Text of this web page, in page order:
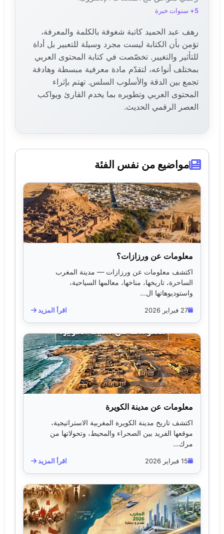
5+ سنوات خبرة
رهف عبد الحميد كاتبة شغوفة بالكلمة والمعرفة،
تؤمن بأن الكتابة ليست مجرد وسيلة للتعبير بل أداة
للتأثير والتغيير. تخصّصت في كتابة المحتوى العربي
بمختلف أنواعه، لتقدّم مادة معرفية مبسطة وهادفة
تجمع بين الدقة والأسلوب السلس. تهتم بإثراء
المحتوى العربي وتطويره بما يخدم القارئ ويواكب
العصر الرقمي الحديث.
مواضيع من نفس الفئة
معلومات عن ورزازات؟
اكتشف معلومات عن ورزازات — مدينة المغرب
الساحرة، تاريخها، مناخها، معالمها السياحية،
واستوديوهاتها ال...
27 فبراير 2026 اقرأ المزيد
معلومات عن مدينة الكويرة
اكتشف تاريخ مدينة الكويرة المغربية الاستراتيجية،
موقعها الفريد بين الصحراء والمحيط، وتحولاتها من
مرك...
15 فبراير 2026 اقرأ المزيد